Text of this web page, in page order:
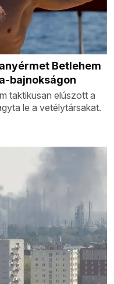
Betlehem
bajnokságon
taktikusan elúszott a
le a vetélytársakat.